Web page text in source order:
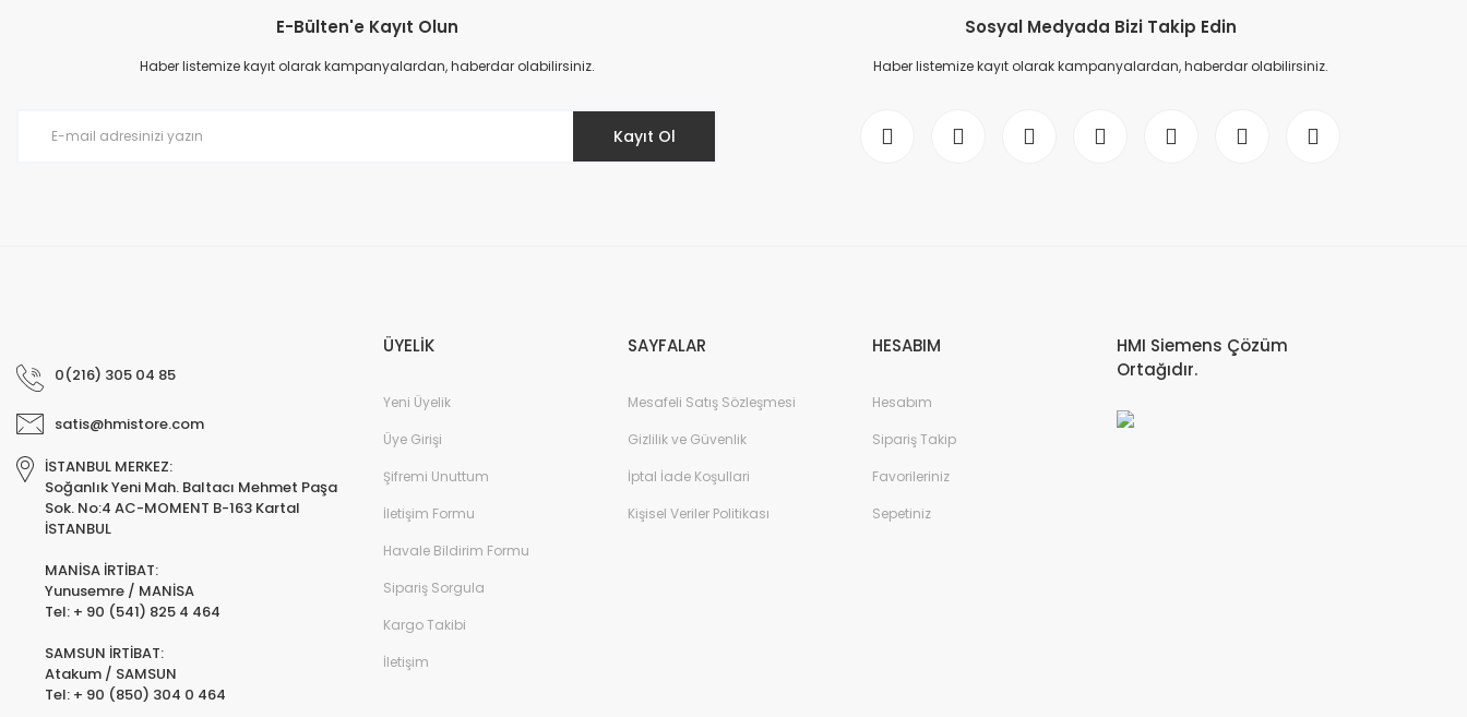
Ürün resmi kalitesiz, bozuk veya görüntülenemiyor.
Ürün açıklamasında eksik bilgiler bulunuyor.
E-Bülten'e Kayıt Olun
Haber listemize kayıt olarak kampanyalardan, haberdar olabilirsiniz.
Kayıt Ol
Sosyal Medyada Bizi Takip Edin
Haber listemize kayıt olarak kampanyalardan, haberdar olabilirsiniz.
0(216) 305 04 85
satis@hmistore.com
İSTANBUL MERKEZ:
Soğanlık Yeni Mah. Baltacı Mehmet Paşa
Sok. No:4 AC-MOMENT B-163 Kartal
İSTANBUL
MANİSA İRTİBAT:
Yunusemre / MANİSA
Tel: + 90 (541) 825 4 464
SAMSUN İRTİBAT:
Atakum / SAMSUN
Tel: + 90 (850) 304 0 464
ÜYELİK
Yeni Üyelik
Üye Girişi
Şifremi Unuttum
İletişim Formu
Havale Bildirim Formu
Sipariş Sorgula
Kargo Takibi
İletişim
SAYFALAR
Mesafeli Satış Sözleşmesi
Gizlilik ve Güvenlik
İptal İade Koşullari
Kişisel Veriler Politikası
HESABIM
Hesabım
Sipariş Takip
Favorileriniz
Sepetiniz
HMI Siemens Çözüm
Ortağıdır.